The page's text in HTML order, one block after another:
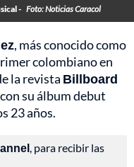
- Foto: Noticias Caracol
, más conocido como
colombiano en
la revista Billboard
su álbum debut
23 años.
, para recibir las